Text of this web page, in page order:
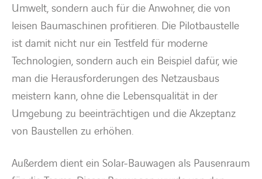
Umwelt, sondern auch für die Anwohner, die von
leisen Baumaschinen profitieren. Die Pilotbaustelle
ist damit nicht nur ein Testfeld für moderne
Technologien, sondern auch ein Beispiel dafür, wie
man die Herausforderungen des Netzausbaus
meistern kann, ohne die Lebensqualität in der
Umgebung zu beeinträchtigen und die Akzeptanz
von Baustellen zu erhöhen.
Außerdem dient ein Solar-Bauwagen als Pausenraum